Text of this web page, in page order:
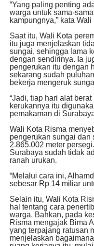
“Yang paling penting
warga untuk sama-
kampungnya,” kata
Saat itu, Wali Kota
itu juga menjelaskan
sungai, sehingga lama
dengan sendirinya. Ia
pengerukan itu dengan
sekarang sudah
bekerja mengeruk
“Jadi, tiap hari alat
kerukannya itu
pemakaman di
Wali Kota Risma
pengerukan sungai dan
2.865.002 meter
Surabaya sudah tidak
ranah urukan.
“Melalui cara ini,
sebesar Rp 14 miliar
Selain itu, Wali Kota
hal tentang cara
warga. Bahkan, pada
Risma mengajak Bima
yang terpajang ratusan
menjelaskan